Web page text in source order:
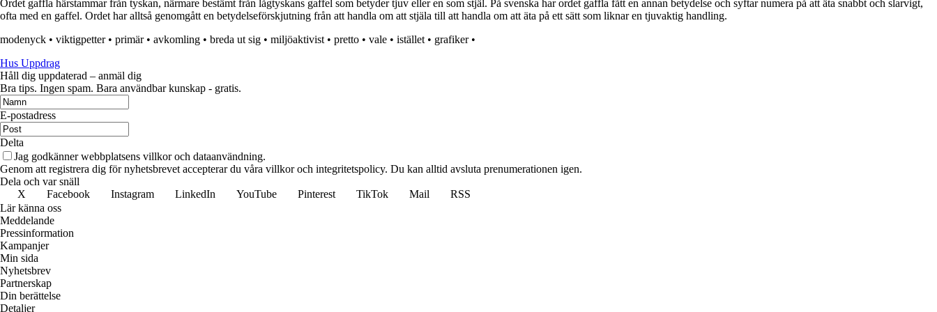
Ordet gaffla härstammar från tyskan, närmare bestämt från lågtyskans gaffel som betyder tjuv eller en som stjäl. På svenska har ordet gaffla fått en annan betydelse och syftar numera på att äta snabbt och slarvigt,
ofta med en gaffel. Ordet har alltså genomgått en betydelseförskjutning från att handla om att stjäla till att handla om att äta på ett sätt som liknar en tjuvaktig handling.
modenyck • viktigpetter• primär• avkomling • breda ut sig • miljöaktivist • pretto • vale • istället • grafiker•
Hus Uppdrag
Håll dig uppdaterad – anmäl dig
Bra tips. Ingen spam. Bara användbar kunskap - gratis.
E-postadress
Delta
Jag godkänner webbplatsens villkor och dataanvändning.
Genom att registrera dig för nyhetsbrevet accepterar du våra villkor och integritetspolicy. Du kan alltid avsluta prenumerationen igen.
Dela och var snäll
X
Facebook Instagram LinkedIn YouTube Pinterest TikTok Mail
RSS
Lär känna oss
Meddelande
Pressinformation
Kampanjer
Min sida
Nyhetsbrev
Partnerskap
Din berättelse
Detaljer